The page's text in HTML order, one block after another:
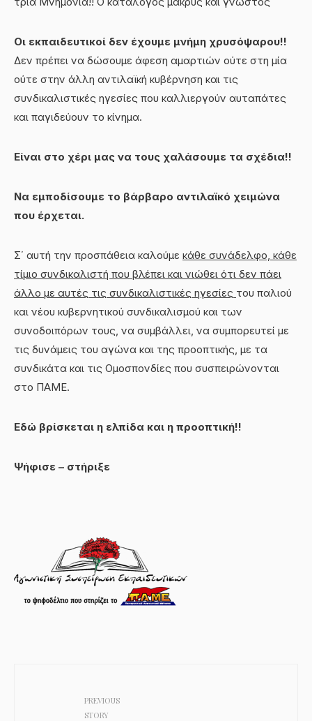
Οι εκπαιδευτικοί δεν έχουμε μνήμη χρυσόψαρου!!
Δεν πρέπει να δώσουμε άφεση αμαρτιών ούτε στη μία
ούτε στην άλλη αντιλαϊκή κυβέρνηση και τις
συνδικαλιστικές ηγεσίες που καλλιεργούν αυταπάτες
και παγιδεύουν το κίνημα.
Είναι στο χέρι μας να τους χαλάσουμε τα σχέδια!!
Να εμποδίσουμε το βάρβαρο αντιλαϊκό χειμώνα
που έρχεται.
Σ΄ αυτή την προσπάθεια καλούμε κάθε συνάδελφο, κάθε
τίμιo συνδικαλιστή που βλέπει και νιώθει ότι δεν πάει
άλλο με αυτές τις συνδικαλιστικές ηγεσίες του παλιού
και νέου κυβερνητικού συνδικαλισμού και των
συνοδοιπόρων τους, να συμβάλλει, να συμπορευτεί με
τις δυνάμεις του αγώνα και της προοπτικής, με τα
συνδικάτα και τις Ομοσπονδίες που συσπειρώνονται
στο ΠΑΜΕ.
Εδώ βρίσκεται η ελπίδα και η προοπτική!!
Ψήφισε – στήριξε
PREVIOUS
STORY